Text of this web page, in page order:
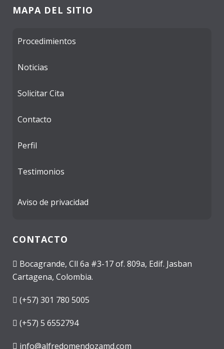
MAPA DEL SITIO
Procedimientos
Noticias
Solicitar Cita
Contacto
Perfil
Testimonios
Aviso de privacidad
CONTACTO
Bocagrande, Cll 6a #3-17 of. 809a, Edif. Jasban
Cartagena, Colombia.
(+57) 301 780 5005
(+57) 5 6552794
info@alfredomendozamd.com